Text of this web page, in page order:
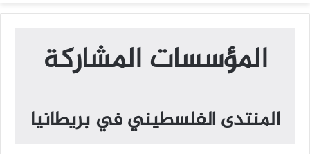
عن
المؤسسات المشاركة
المنتدى الفلسطيني في بريطانيا